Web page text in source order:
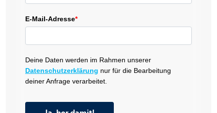
E-Mail-Adresse*
Deine Daten werden im Rahmen unserer
Datenschutzerklärung nur für die Bearbeitung
deiner Anfrage verarbeitet.